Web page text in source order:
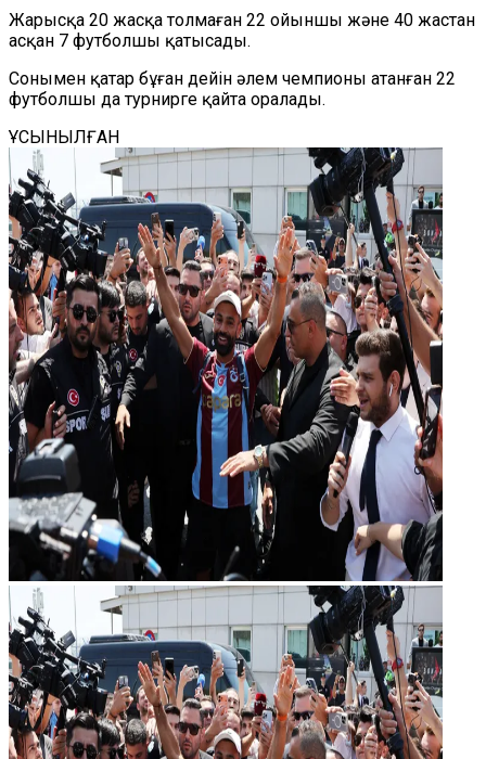
Жарысқа 20 жасқа толмаған 22 ойыншы және 40 жастан
асқан 7 футболшы қатысады.
Сонымен қатар бұған дейін әлем чемпионы атанған 22
футболшы да турнирге қайта оралады.
ҰСЫНЫЛҒАН